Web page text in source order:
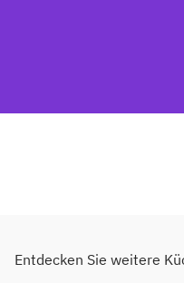
Entdecken Sie weitere